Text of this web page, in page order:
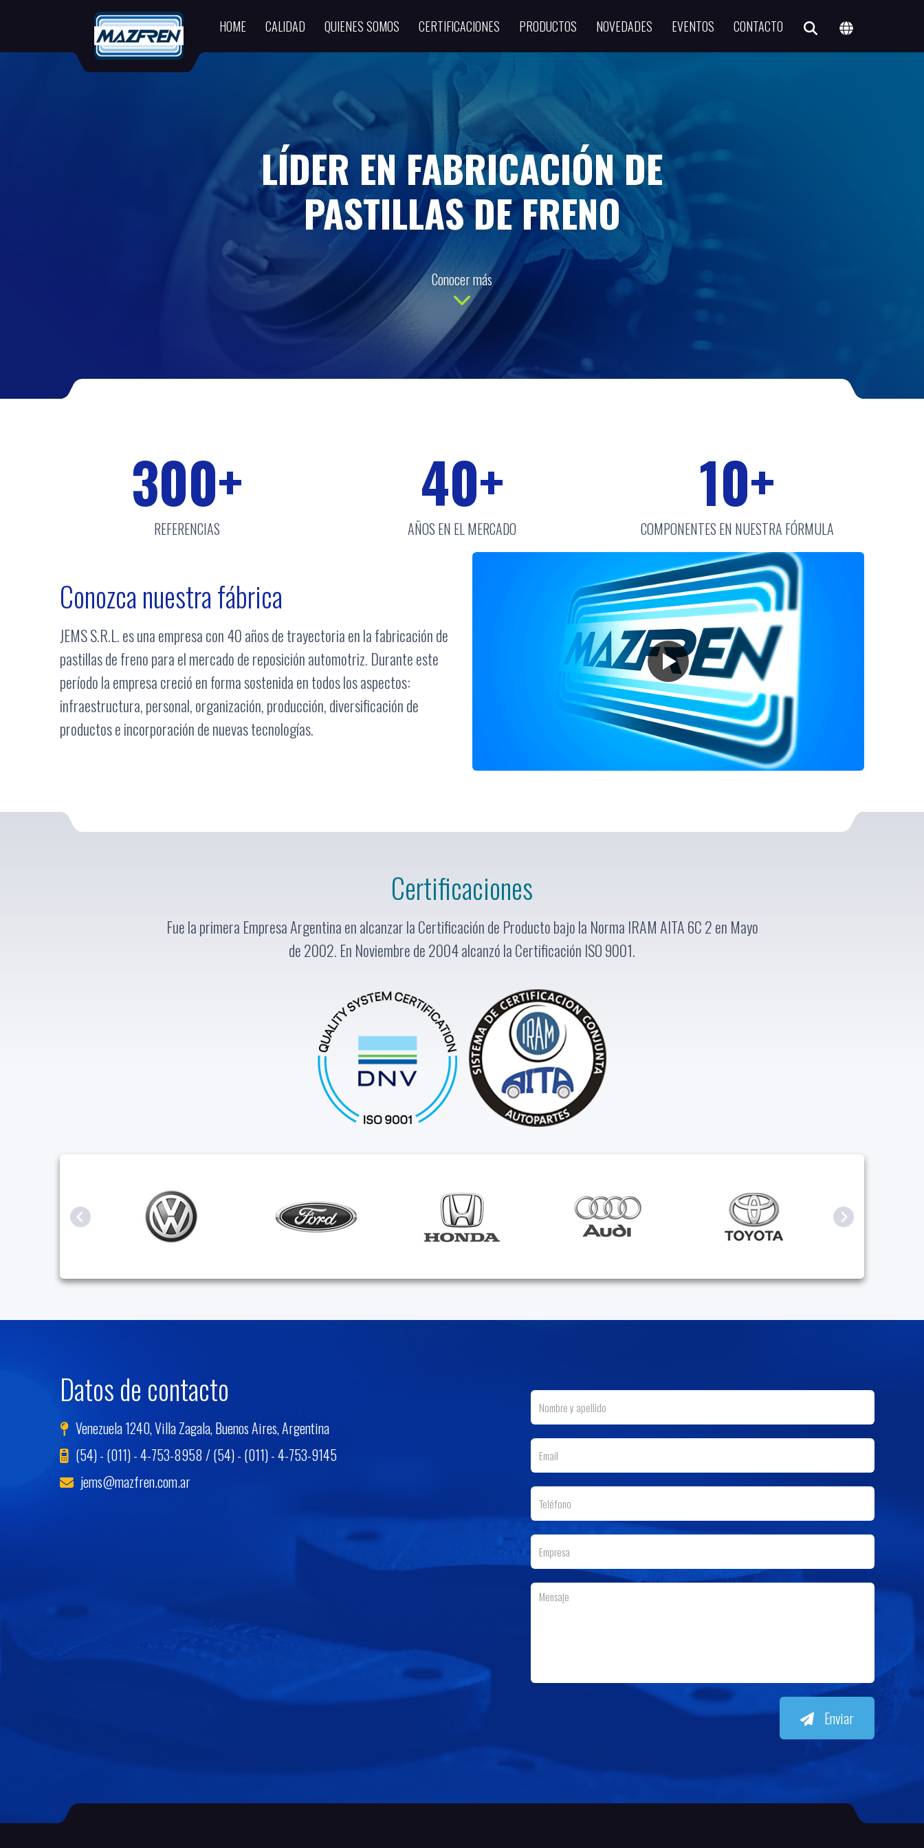
HOME CALIDAD QUIENES SOMOS CERTIFICACIONES PRODUCTOS NOVEDADES EVENTOS CONTACTO
LÍDER EN FABRICACIÓN DE
PASTILLAS DE FRENO
Conocer más
300+
REFERENCIAS
40+
AÑOS EN EL MERCADO
10+
COMPONENTES EN NUESTRA FÓRMULA
Conozca nuestra fábrica
JEMS S.R.L. es una empresa con 40 años de trayectoria en la fabricación de
pastillas de freno para el mercado de reposición automotriz. Durante este
período la empresa creció en forma sostenida en todos los aspectos:
infraestructura, personal, organización, producción, diversificación de
productos e incorporación de nuevas tecnologías.
Certificaciones
Fue la primera Empresa Argentina en alcanzar la Certificación de Producto bajo la Norma IRAM AITA 6C 2 en Mayo
de 2002. En Noviembre de 2004 alcanzó la Certificación ISO 9001.
Datos de contacto
Venezuela 1240, Villa Zagala, Buenos Aires, Argentina
(54) - (011) - 4-753-8958 / (54) - (011) - 4-753-9145
jems@mazfren.com.ar
Enviar